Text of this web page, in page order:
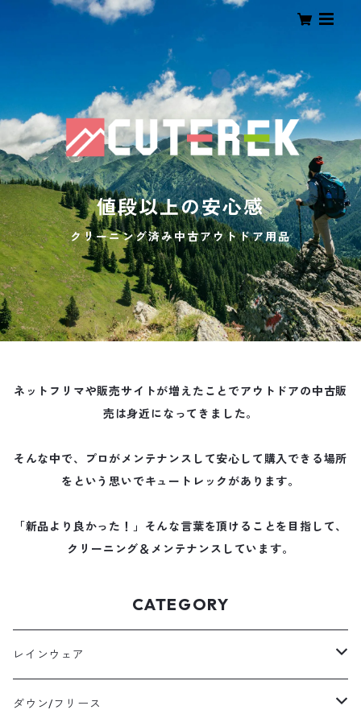
値段以上の安心感
クリーニング済み中古アウトドア用品
ネットフリマや販売サイトが増えたことでアウトドアの中古販
売は身近になってきました。
そんな中で、プロがメンテナンスして安心して購入できる場所
をという思いでキュートレックがあります。
「新品より良かった！」そんな言葉を頂けることを目指して、
クリーニング＆メンテナンスしています。
CATEGORY
レインウェア
メンズレインウェア
ダウン/フリース